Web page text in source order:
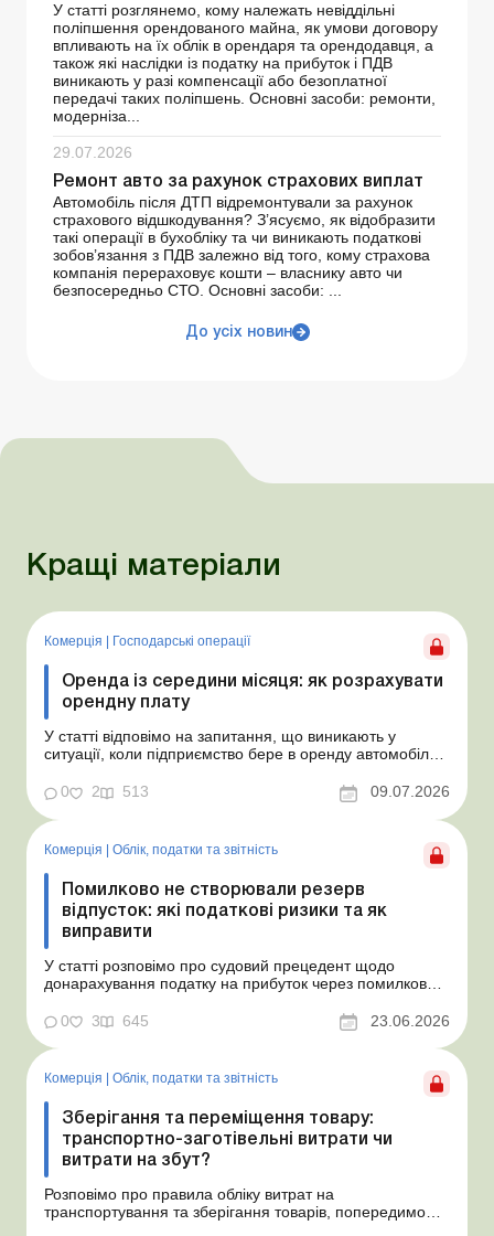
У статті розглянемо, кому належать невіддільні
поліпшення орендованого майна, як умови договору
впливають на їх облік в орендаря та орендодавця, а
також які наслідки із податку на прибуток і ПДВ
виникають у разі компенсації або безоплатної
передачі таких поліпшень. Основні засоби: ремонти,
модерніза...
29.07.2026
Ремонт авто за рахунок страхових виплат
Автомобіль після ДТП відремонтували за рахунок
страхового відшкодування? З’ясуємо, як відобразити
такі операції в бухобліку та чи виникають податкові
зобов’язання з ПДВ залежно від того, кому страхова
компанія перераховує кошти – власнику авто чи
безпосередньо СТО. Основні засоби: ...
До усіх новин
Кращі матеріали
Комерція Господарські операції
Оренда із середини місяця: як розрахувати
орендну плату
У статті відповімо на запитання, що виникають у
ситуації, коли підприємство бере в оренду автомобіль у
місяця. Підприємство орендує у фізособи автомобіль з
15.07.2026. Згідно з умовами договору орендна плата
становить 4 000 грн на місяць. Виникла...
0 2 513 09.07.2026
Комерція | Облік, податки та звiтнiсть
Помилково не створювали резерв
відпусток: які податкові ризики та як
виправити
У статті розповімо про судовий прецедент щодо
донарахування податку на прибуток через помилково
надамо рекомендації, як мінімізувати податкові ризики.
Проблемні витрати: податкові ризики та судова
практика Розуміємо ваші хвилювання через помилкове
неств...
0 3 645 23.06.2026
Комерція | Облік, податки та звiтнiсть
Зберігання та переміщення товару:
транспортно-заготівельні витрати чи
витрати на збут?
Розповімо про правила обліку витрат на
транспортування та зберігання товарів, попередимо